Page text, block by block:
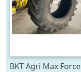
BKT Agri Max Force